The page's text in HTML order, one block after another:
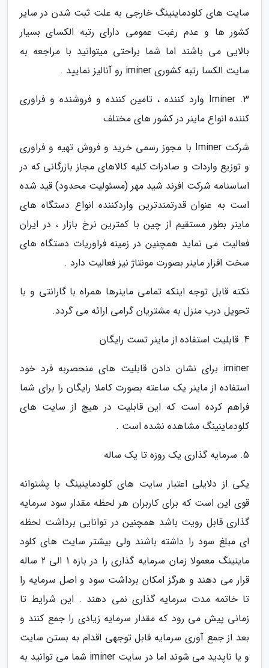
سایت های کلودماینینگ خارجی به علت ثبت شدن در سایر
کشور ها و عدم رغبت عمومی دارای رتبه الکسای بسیار
بالایی می باشند اما شما براحتی میتوانید با مراجعه به
سایت الکسا رتبه کشوری iminer رو آنالیز نمایید .
3. Iminer وارد کننده ، تامین کننده و فروشنده و فراوری
کننده انواع ماینر در کشور های مختلف
شرکت Iminer با مجوز رسمی خرید و فروش تهیه و فراوری
و توزیع واردات و صادرات کلیه کالاهای مجاز بازرگانی که در
اساسنامه شرکت افرند شید مهر (مسئولیت محدود) قید شده
است به عنوان قدرتمندترین واردکننده انواع دستگاه های
ماینر بطور مستقیم از چین با کمترین نرخ بازار ، در ایران
فعالیت می نماید همچنین در زمینه فراوریات دستگاه های
سخت افزار ماینر بصورت مونتاژ نیز فعالیت دارد .
نکته قابل توجه اینکه تمامی ماینرها همراه با گارانتی و با
تحویل درب منزل به مشتریان گرامی ارائه می گردد.
4. قابلیت استفاده از ماینر تست رایگان
iminer برای نشان دادن قابلیت های منحصربه فرد خود
استفاده از ماینر یک ساعته بصورت کاملا رایگان را برای شما
فراهم کرده است که این قابلیت در هیچ از سایت های
کلودماینینگ مشاهده نشده است .
5. سرمایه گذاری یک روزه تا یک ساله
یکی از دلایلی اعتبار سایت های کلودماینینگ با پشتوانه
قوی این است که برای کاربران هر لحظه مقدار سود سرمایه
گذاری قابل رویت باشد همچنین در توانایی برداشت لحظه
ای مبلغ سود را داشته باشند ولی بیشتر سایت های کلود
ماینینگ معمولا زمان سرمایه گذاری را در بازه 1 الی 2 ساله
قرار می دهند و هرگز امکان برداشت سود و اصل سرمایه را
تا خاتمه مدت سرمایه گذاری نمی دهند . این شرایط تا
زمانی پیش می رود که مقدار سرمایه زیادی را جمع کنند و
بعد از جمع آوری سرمایه قابل توجهی اقدام به بستن سایت
و یا ناپدید می شوند اما در سایت iminer شما می توانید به